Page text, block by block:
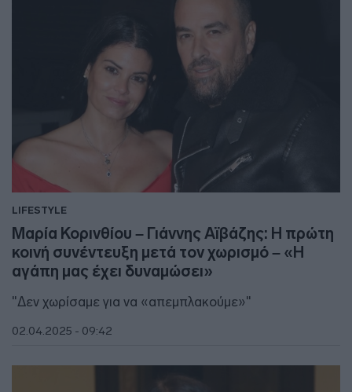
LIFESTYLE
Μαρία Κορινθίου – Γιάννης Αϊβάζης: Η πρώτη
κοινή συνέντευξη μετά τον χωρισμό – «Η
αγάπη μας έχει δυναμώσει»
"Δεν χωρίσαμε για να «απεμπλακούμε»"
02.04.2025 - 09:42